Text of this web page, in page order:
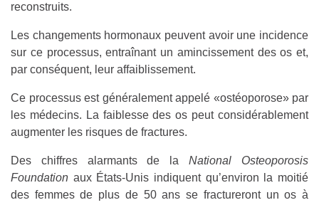
reconstruits.
Les changements hormonaux peuvent avoir une incidence
sur ce processus, entraînant un amincissement des os et,
par conséquent, leur affaiblissement.
Ce processus est généralement appelé «ostéoporose» par
les médecins. La faiblesse des os peut considérablement
augmenter les risques de fractures.
Des chiffres alarmants de laNational Osteoporosis
Foundation aux États-Unis indiquent qu’environ la moitié
des femmes de plus de 50 ans se fractureront un os à